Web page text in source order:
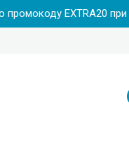
EXTRA20 при